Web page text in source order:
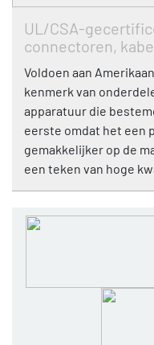
UL/CSA-
connectoren,
Voldoen aan
kenmerk van
apparatuur die
eerste omdat het een
gemakkelijker op de
een teken van hoge